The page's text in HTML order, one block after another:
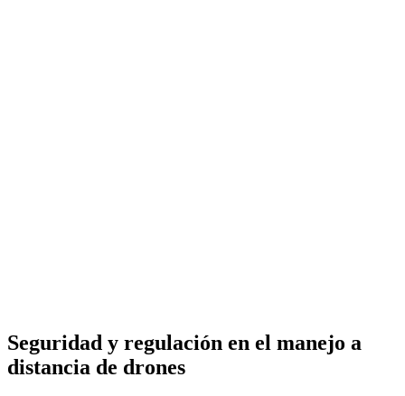
Seguridad y regulación en el manejo a
distancia de drones